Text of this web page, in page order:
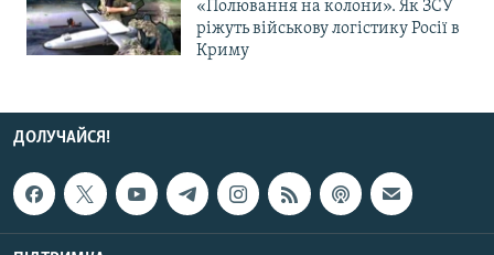
«Полювання на колони». Як ЗСУ
ріжуть військову логістику Росії в
Криму
ДОЛУЧАЙСЯ!